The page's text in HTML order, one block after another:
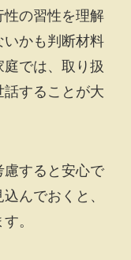
の習性を理解
いかも判断材料
では、取り扱
することが大
すると安心で
んでおくと、
。